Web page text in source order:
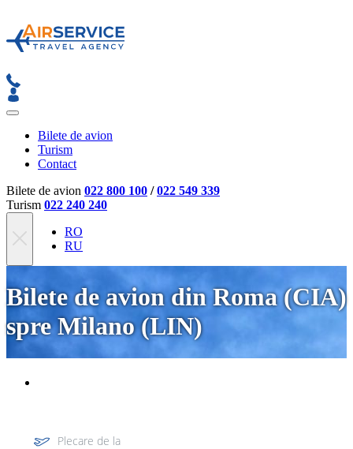
Bilete de avion
Turism
Contact
Bilete de avion 022 800 100 /022 549 339
Turism 022 240 240
RO
RU
Bilete de avion din Roma (CIA)
spre Milano (LIN)
Plecare de la